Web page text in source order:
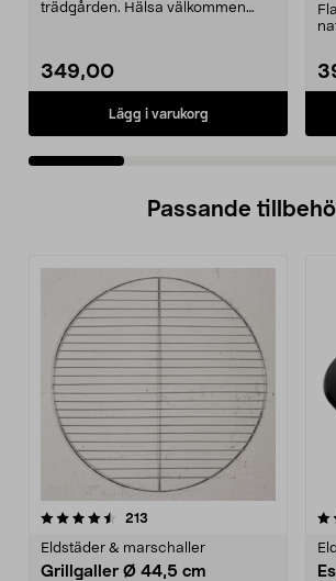
trädgården. Hälsa välkommen
349,00
Lägg i varukorg
Passande
213
Eldstäder & marschaller
Grillgaller Ø 44,5 cm
5.0av 5 stjärnor